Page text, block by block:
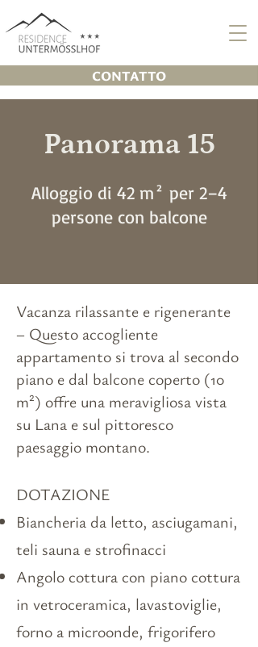
CONTATTO
Panorama 15
Alloggio di 42 m² per 2–4
persone con balcone
Vacanza rilassante e rigenerante
– Questo accogliente
appartamento si trova al secondo
piano e dal balcone coperto (10
m²) offre una meravigliosa vista
su Lana e sul pittoresco
paesaggio montano.
DOTAZIONE
Biancheria da letto, asciugamani,
teli sauna e strofinacci
Angolo cottura con piano cottura
in vetroceramica, lavastoviglie,
forno a microonde, frigorifero